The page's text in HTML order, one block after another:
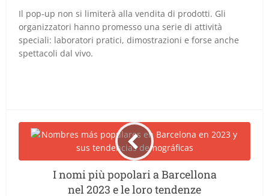
Il pop-up non si limiterà alla vendita di prodotti. Gli
organizzatori hanno promesso una serie di attività
speciali: laboratori pratici, dimostrazioni e forse anche
spettacoli dal vivo.
I nomi più popolari a Barcellona
nel 2023 e le loro tendenze